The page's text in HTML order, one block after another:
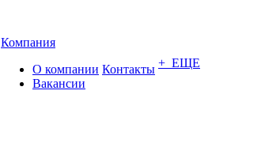
Компания
О компании
Вакансии
Контакты + ЕЩЕ